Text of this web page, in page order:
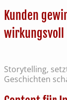
Kunden
wirkungsvoll
Storytelling,
Geschichten